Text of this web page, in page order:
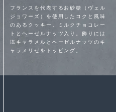
フランスを代表するお砂糖（ヴェル
ジョワーズ）を使用したコクと風味
のあるクッキー。ミルクチョコレー
トとヘーゼルナッツ入り。飾りには
塩キャラメルとヘーゼルナッツのキ
ャラメリゼをトッピング。